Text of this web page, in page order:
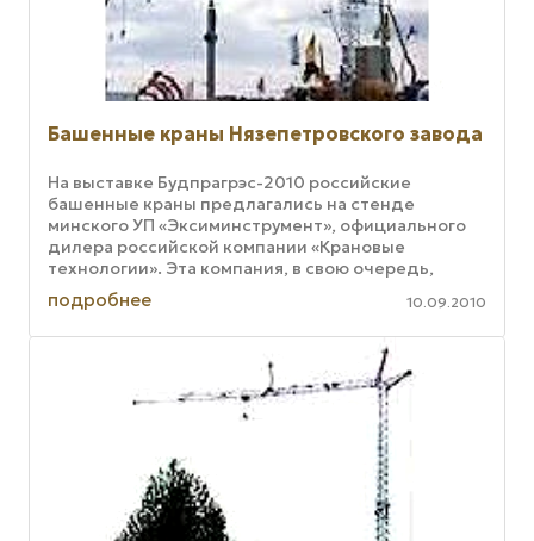
Башенные краны Нязепетровского завода
На выставке Будпрагрэс-2010 российские
башенные краны предлагались на стенде
минского УП «Эксиминструмент», официального
дилера российской компании «Крановые
технологии». Эта компания, в свою очередь,
является эксклюзивным поставщиком ...
подробнее 10.09.2010